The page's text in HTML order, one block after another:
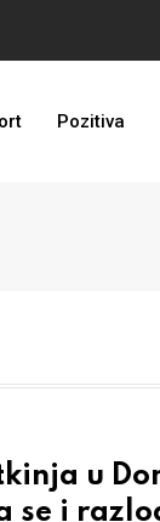
Pozitiva
u
se i